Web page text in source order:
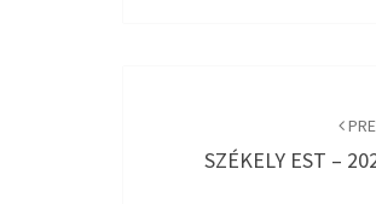
SZÉKELY EST –